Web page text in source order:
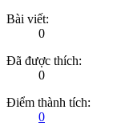
Bài viết:
0
Đã được thích:
0
Điểm thành tích:
0